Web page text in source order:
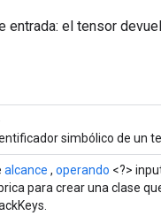
entrada: el tensor
simbólico de un
alcance , operando <?>
para crear una clase